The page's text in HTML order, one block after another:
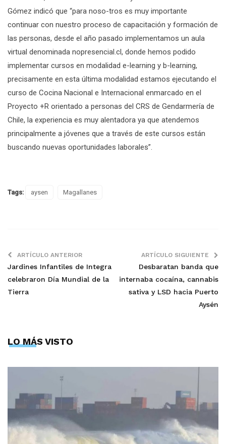
Gómez indicó que “para noso-tros es muy importante
continuar con nuestro proceso de capacitación y formación de
las personas, desde el año pasado implementamos un aula
virtual denominada nopresencial.cl, donde hemos podido
implementar cursos en modalidad e-learning y b-learning,
precisamente en esta última modalidad estamos ejecutando el
curso de Cocina Nacional e Internacional enmarcado en el
Proyecto +R orientado a personas del CRS de Gendarmería de
Chile, la experiencia es muy alentadora ya que atendemos
principalmente a jóvenes que a través de este cursos están
buscando nuevas oportunidades laborales”.
Tags: aysen Magallanes
ARTÍCULO ANTERIOR
Jardines Infantiles de Integra
celebraron Día Mundial de la
Tierra
ARTÍCULO SIGUIENTE
Desbaratan banda que
internaba cocaína, cannabis
sativa y LSD hacia Puerto
Aysén
LO MÁS VISTO